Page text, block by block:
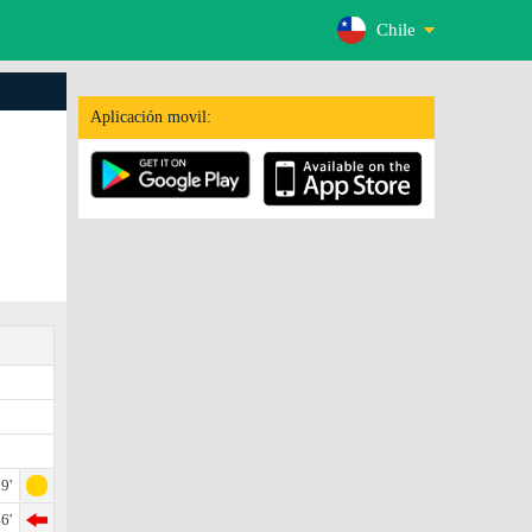
Chile
Aplicación movil: